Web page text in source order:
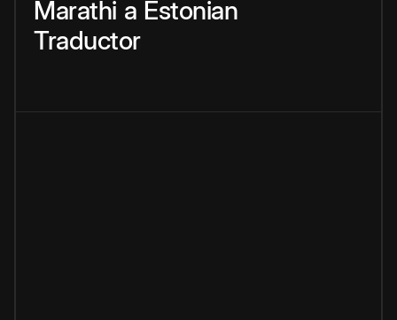
Marathi a Estonian
Traductor